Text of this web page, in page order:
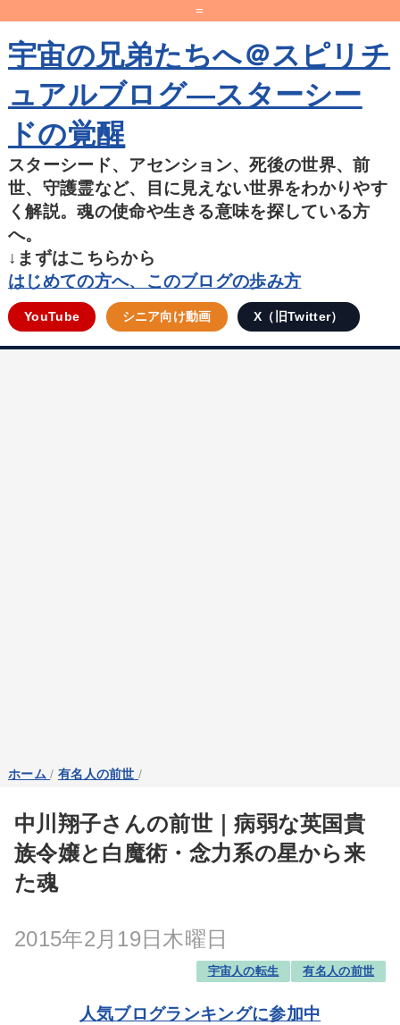
=
宇宙の兄弟たちへ＠スピリチ
ュアルブログ―スターシー
ドの覚醒
スターシード、アセンション、死後の世界、前
世、守護霊など、目に見えない世界をわかりやす
く解説。魂の使命や生きる意味を探している方
へ。
↓まずはこちらから
はじめての方へ、このブログの歩み方
YouTube シニア向け動画 X（旧Twitter）
ホーム / 有名人の前世 /
中川翔子さんの前世｜病弱な英国貴
族令嬢と白魔術・念力系の星から来
た魂
2015年2月19日木曜日
宇宙人の転生 有名人の前世
人気ブログランキングに参加中